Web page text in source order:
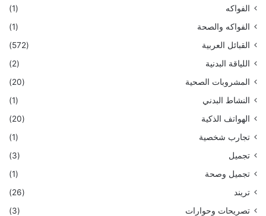
الفواكه
(1)
الفواكه والصحة
(1)
القبائل العربية
(572)
اللياقة البدنية
(2)
المشروبات الصحية
(20)
النشاط البدني
(1)
الهواتف الذكية
(20)
تجارب شخصية
(1)
تجميل
(3)
تجميل وصحة
(1)
تريند
(26)
تصريحات وحوارات
(3)